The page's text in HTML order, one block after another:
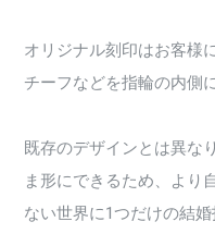
オリジナル刻印はお客様
チーフなどを指輪の内側
既存のデザインとは異な
ま形にできるため、より
ない世界に1つだけの結